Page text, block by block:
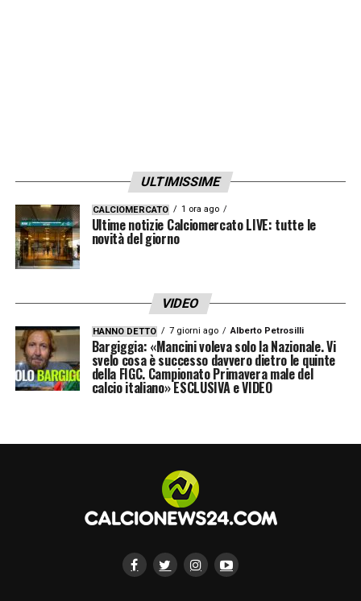
scenario legato a un possibile addio di
. Il messaggio del City è chiaro: il
centravanti norvegese resta al centro del
progetto e le indiscrezioni circolate non
trovano alcun riscontro nella realtà.
LA PLAYLIST DELLE NOSTRE TOP NEWS
ULTIMISSIME
CALCIOMERCATO 1 ora ago
Ultime notizie Calciomercato LIVE: tutte le
novità del giorno
VIDEO
HANNO DETTO 7 giorni ago Alberto Petrosilli
Bargiggia: «Mancini voleva solo la Nazionale. Vi
svelo cosa è successo davvero dietro le quinte
della FIGC. Campionato Primavera male del
calcio italiano» ESCLUSIVA e VIDEO